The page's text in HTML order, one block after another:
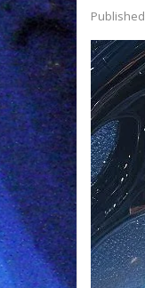
Published